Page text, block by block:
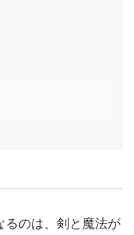
のは、剣と魔法が